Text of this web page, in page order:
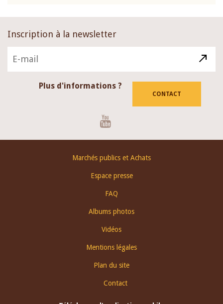
Inscription à la newsletter
Plus d'informations ?
CONTACT
Marchés publics et Achats
Espace presse
FAQ
Albums photos
Vidéos
Mentions légales
Plan du site
Contact